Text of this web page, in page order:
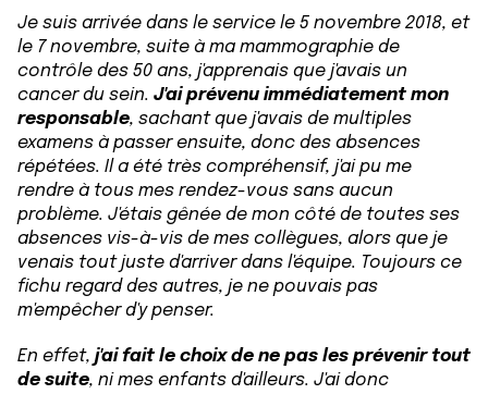
Je suis arrivée dans le service le 5 novembre 2018, et
le 7 novembre, suite à ma mammographie de
contrôle des 50 ans, j'apprenais que j'avais un
cancer du sein. J'ai prévenu immédiatement mon
responsable, sachant que j'avais de multiples
examens à passer ensuite, donc des absences
répétées. Il a été très compréhensif, j'ai pu me
rendre à tous mes rendez-vous sans aucun
problème. J'étais gênée de mon côté de toutes ses
absences vis-à-vis de mes collègues, alors que je
venais tout juste d'arriver dans l'équipe. Toujours ce
fichu regard des autres, je ne pouvais pas
m'empêcher d'y penser.
En effet, j'ai fait le choix de ne pas les prévenir tout
de suite, ni mes enfants d'ailleurs. J'ai donc